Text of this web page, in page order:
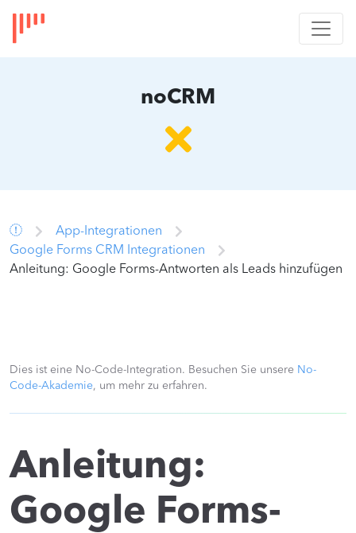
noCRM
App-Integrationen
Google Forms CRM Integrationen
Anleitung: Google Forms-Antworten als Leads hinzufügen
Dies ist eine No-Code-Integration. Besuchen Sie unsere No-
Code-Akademie, um mehr zu erfahren.
Anleitung:
Google Forms-